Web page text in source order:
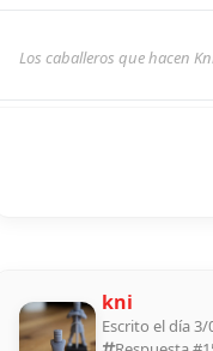
Los caballeros que hacen
kni
Escrito el día 3/